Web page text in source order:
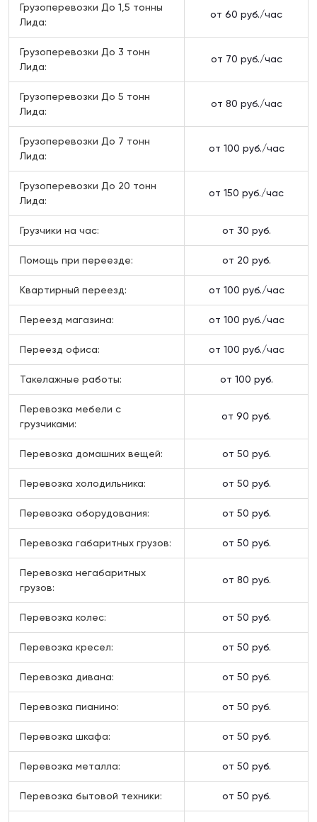
Грузоперевозки До 1,5 тонны
Лида:
от 60 руб./час
Грузоперевозки До 3 тонн
Лида:
от 70 руб./час
Грузоперевозки До 5 тонн
Лида:
от 80 руб./час
Грузоперевозки До 7 тонн
Лида:
от 100 руб./час
Грузоперевозки До 20 тонн
Лида:
от 150 руб./час
Грузчики на час: от 30 руб.
Помощь при переезде: от 20 руб.
Квартирный переезд: от 100 руб./час
Переезд магазина: от 100 руб./час
Переезд офиса: от 100 руб./час
Такелажные работы: от 100 руб.
Перевозка мебели с
грузчиками:
от 90 руб.
Перевозка домашних вещей: от 50 руб.
Перевозка холодильника: от 50 руб.
Перевозка оборудования: от 50 руб.
Перевозка габаритных грузов: от 50 руб.
Перевозка негабаритных
грузов:
от 80 руб.
Перевозка колес: от 50 руб.
Перевозка кресел: от 50 руб.
Перевозка дивана: от 50 руб.
Перевозка пианино: от 50 руб.
Перевозка шкафа: от 50 руб.
Перевозка металла: от 50 руб.
Перевозка бытовой техники: от 50 руб.